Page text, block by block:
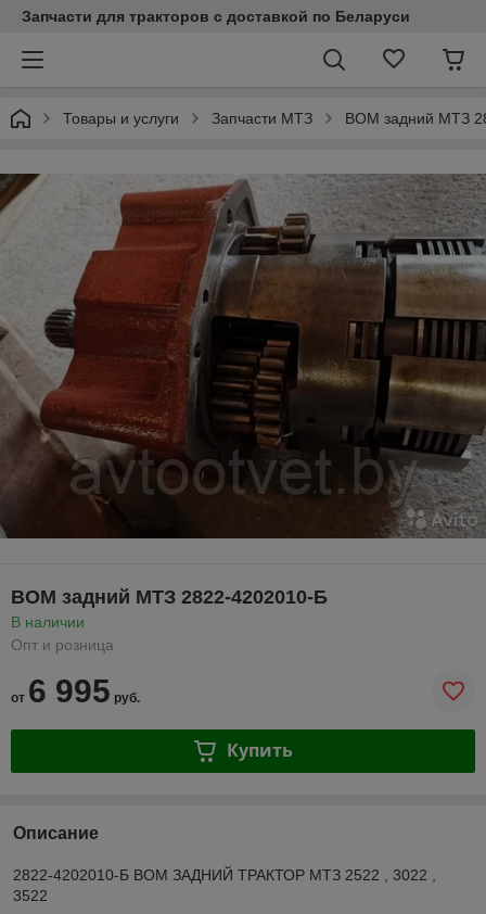
Запчасти для тракторов с доставкой по Беларуси
Товары и услуги Запчасти МТЗ ВОМ задний МТЗ
ВОМ задний МТЗ 2822-4202010-Б
В наличии
Опт и розница
от 6 995 руб.
Купить
Описание
2822-4202010-Б ВОМ ЗАДНИЙ ТРАКТОР МТЗ 2522 , 3022 ,
3522